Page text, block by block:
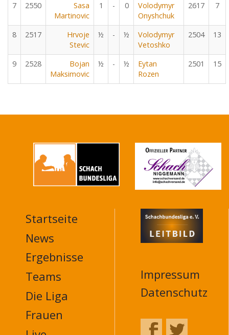
7 2550
Sasa
Martinovic
1 - 0
Volodymyr
Onyshchuk
2617 7
8 2517
Hrvoje
Stevic
½ - ½
Volodymyr
Vetoshko
2504 13
9 2528
Bojan
Maksimovic
½ - ½
Eytan
Rozen
2501 15
MAIN
NAVIGATION
FOOTER
Startseite
News
Ergebnisse
Teams
Die Liga
Frauen
Impressum
Datenschutz